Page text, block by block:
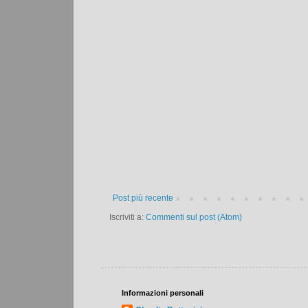
Post più recente
Iscriviti a: Commenti sul post (Atom)
Informazioni personali